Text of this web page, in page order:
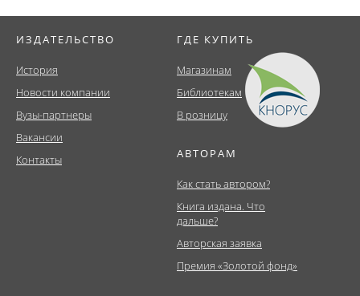
ИЗДАТЕЛЬСТВО
История
Новости компании
Вузы-партнеры
Вакансии
Контакты
ГДЕ КУПИТЬ
Магазинам
Библиотекам
В розницу
АВТОРАМ
Как стать автором?
Книга издана. Что
дальше?
Авторская заявка
Премия «Золотой фонд»